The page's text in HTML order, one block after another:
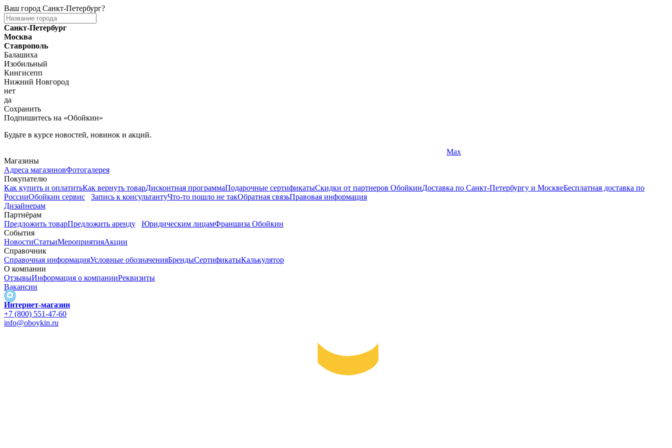
Ваш город Санкт-Петербург?
Санкт-Петербург
Москва
Ставрополь
Балашиха
Изобильный
Кингисепп
Нижний Новгород
нет
да
Сохранить
Подпишитесь на «Обойкин»
Будьте в курсе новостей, новинок и акций.
Max
Магазины
Адреса магазиновФотогалерея
Покупателю
Как купить и оплатитьКак вернуть товарДисконтная программаПодарочные сертификатыСкидки от партнеров ОбойкинДоставка по Санкт-Петербургу и МосквеБесплатная доставка по
РоссииОбойкин сервис Запись к консультантуЧто-то пошло не такОбратная связьПравовая информация
Дизайнерам
Партнёрам
Предложить товарПредложить аренду Юридическим лицамФраншиза Обойкин
События
НовостиСтатьиМероприятияАкции
Справочник
Справочная информацияУсловные обозначенияБрендыСертификатыКалькулятор
О компании
ОтзывыИнформация о компанииРеквизиты
Вакансии
Интернет-магазин
+7 (800) 551-47-60
info@oboykin.ru